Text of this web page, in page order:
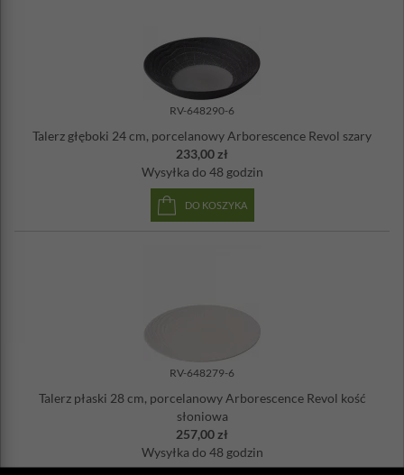
RV-648290-6
Talerz głęboki 24 cm, porcelanowy Arborescence Revol szary
233,00 zł
Wysyłka do 48 godzin
DO KOSZYKA
RV-648279-6
Talerz płaski 28 cm, porcelanowy Arborescence Revol kość
słoniowa
257,00 zł
Wysyłka do 48 godzin